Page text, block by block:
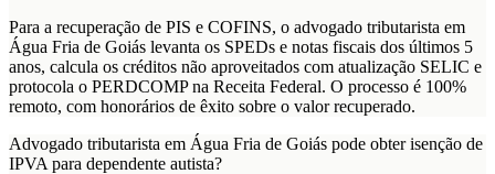
Para a recuperação de PIS e COFINS, o advogado tributarista em
Água Fria de Goiás levanta os SPEDs e notas fiscais dos últimos 5
anos, calcula os créditos não aproveitados com atualização SELIC e
protocola o PERDCOMP na Receita Federal. O processo é 100%
remoto, com honorários de êxito sobre o valor recuperado.
Advogado tributarista em Água Fria de Goiás pode obter isenção de
IPVA para dependente autista?